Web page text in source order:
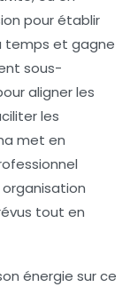
pour établir
temps et gagne
sous-
aligner les
les
met en
tout en
énergie sur ce